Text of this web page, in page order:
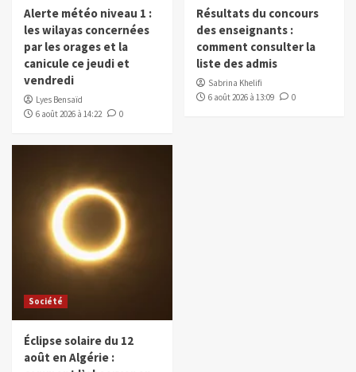
Alerte météo niveau 1 :
les wilayas concernées
par les orages et la
canicule ce jeudi et
vendredi
Lyes Bensaïd
6 août 2026 à 14:22
0
Résultats du concours
des enseignants :
comment consulter la
liste des admis
Sabrina Khelifi
6 août 2026 à 13:09
0
Société
Éclipse solaire du 12
août en Algérie :